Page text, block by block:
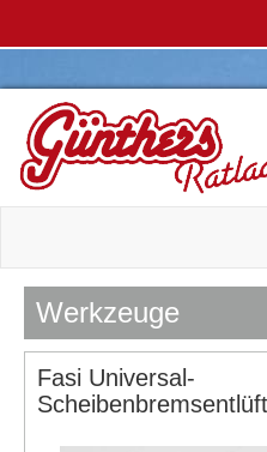
Werkzeuge
Fasi Universal-